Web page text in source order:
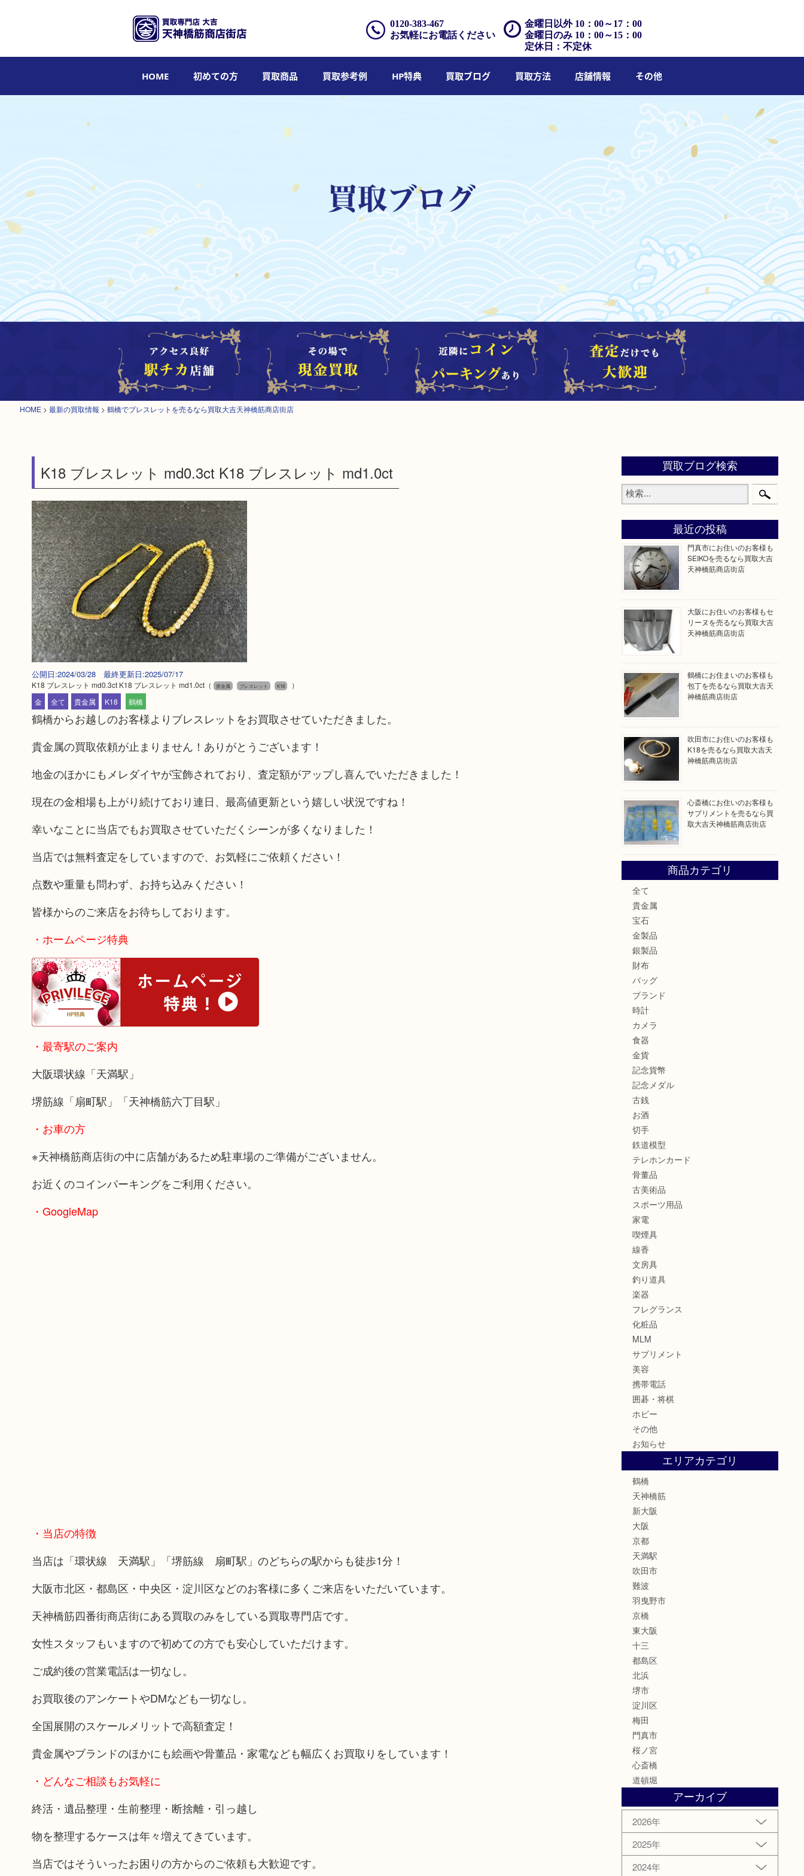
金曜日以外 10：00～17：00
金曜日のみ 10：00～15：00
定休日：不定休
0120-383-467
お気軽にお電話ください
HOME 初めての方 買取商品 買取参考例 HP特典 買取ブログ 買取方法 店舗情報 その他
HOME > 最新の買取情報 > 鶴橋でブレスレットを売るなら買取大吉天神橋筋商店街店
K18 ブレスレット md0.3ct K18 ブレスレット md1.0ct
公開日:2024/03/28 最終更新日:2025/07/17
K18 ブレスレット md0.3ct K18 ブレスレット md1.0ct（ 貴金属 ブレスレット K18
）
金
全て 貴金属 K18 鶴橋
鶴橋からお越しのお客様よりブレスレットをお買取させていただきました。
貴金属の買取依頼が止まりません！ありがとうございます！
地金のほかにもメレダイヤが宝飾されており、査定額がアップし喜んでいただきました！
現在の金相場も上がり続けており連日、最高値更新という嬉しい状況ですね！
幸いなことに当店でもお買取させていただくシーンが多くなりました！
当店では無料査定をしていますので、お気軽にご依頼ください！
点数や重量も問わず、お持ち込みください！
皆様からのご来店をお待ちしております。
・ホームページ特典
・最寄駅のご案内
大阪環状線「天満駅」
堺筋線「扇町駅」「天神橋筋六丁目駅」
・お車の方
※天神橋筋商店街の中に店舗があるため駐車場のご準備がございません。
お近くのコインパーキングをご利用ください。
・GoogleMap
・当店の特徴
当店は「環状線 天満駅」「堺筋線 扇町駅」のどちらの駅からも徒歩1分！
大阪市北区・都島区・中央区・淀川区などのお客様に多くご来店をいただいています。
天神橋筋四番街商店街にある買取のみをしている買取専門店です。
女性スタッフもいますので初めての方でも安心していただけます。
ご成約後の営業電話は一切なし。
お買取後のアンケートやDMなども一切なし。
全国展開のスケールメリットで高額査定！
貴金属やブランドのほかにも絵画や骨董品・家電なども幅広くお買取りをしています！
・どんなご相談もお気軽に
終活・遺品整理・生前整理・断捨離・引っ越し
物を整理するケースは年々増えてきています。
当店ではそういったお困りの方からのご依頼も大歓迎です。
買取ブログ検索
最近の投稿
門真市にお住いのお客様も
SEIKOを売るなら買取大吉
天神橋筋商店街店
大阪にお住いのお客様もセ
リーヌを売るなら買取大吉
天神橋筋商店街店
鶴橋にお住まいのお客様も
包丁を売るなら買取大吉天
神橋筋商店街店
吹田市にお住いのお客様も
K18を売るなら買取大吉天
神橋筋商店街店
心斎橋にお住いのお客様も
サプリメントを売るなら買
取大吉天神橋筋商店街店
商品カテゴリ
全て
貴金属
宝石
金製品
銀製品
財布
バッグ
ブランド
時計
カメラ
食器
金貨
記念貨幣
記念メダル
古銭
お酒
切手
鉄道模型
テレホンカード
骨董品
古美術品
スポーツ用品
家電
喫煙具
線香
文房具
釣り道具
楽器
フレグランス
化粧品
MLM
サプリメント
美容
携帯電話
囲碁・将棋
ホビー
その他
お知らせ
エリアカテゴリ
鶴橋
天神橋筋
新大阪
大阪
京都
天満駅
吹田市
難波
羽曳野市
京橋
東大阪
十三
都島区
北浜
堺市
淀川区
梅田
門真市
桜ノ宮
心斎橋
道頓堀
アーカイブ
2026年
2025年
2024年